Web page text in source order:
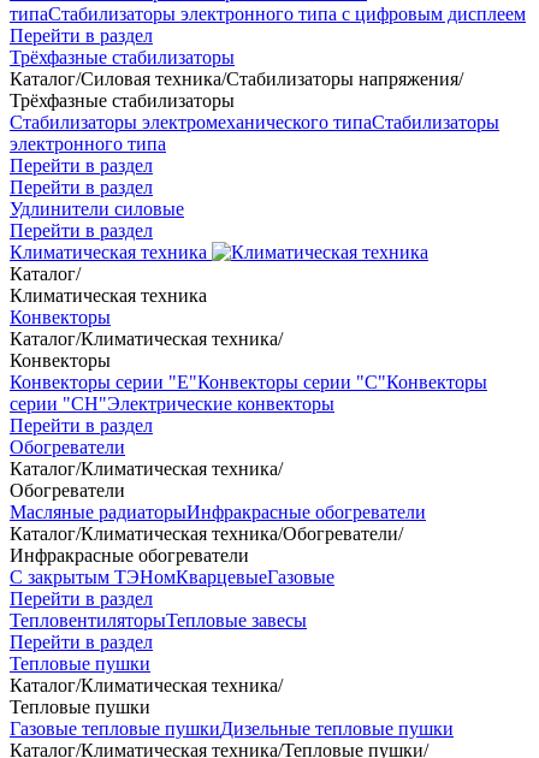
типаСтабилизаторы электронного типа с цифровым дисплеем
Перейти в раздел
Трёхфазные стабилизаторы
Каталог/Силовая техника/Стабилизаторы напряжения/
Трёхфазные стабилизаторы
Стабилизаторы электромеханического типаСтабилизаторы
электронного типа
Перейти в раздел
Перейти в раздел
Удлинители силовые
Перейти в раздел
Климатическая техника
Каталог/
Климатическая техника
Конвекторы
Каталог/Климатическая техника/
Конвекторы
Конвекторы серии "Е"Конвекторы серии "С"Конвекторы
серии "СН"Электрические конвекторы
Перейти в раздел
Обогреватели
Каталог/Климатическая техника/
Обогреватели
Масляные радиаторыИнфракрасные обогреватели
Каталог/Климатическая техника/Обогреватели/
Инфракрасные обогреватели
С закрытым ТЭНомКварцевыеГазовые
Перейти в раздел
ТепловентиляторыТепловые завесы
Перейти в раздел
Тепловые пушки
Каталог/Климатическая техника/
Тепловые пушки
Газовые тепловые пушкиДизельные тепловые пушки
Каталог/Климатическая техника/Тепловые пушки/